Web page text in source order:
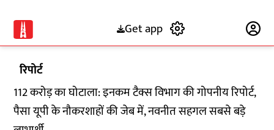
Get app
रिपोर्ट
112 करोड़ का घोटाला: इनकम टैक्स विभाग की गोपनीय रिपोर्ट,
पैसा यूपी के नौकरशाहों की जेब में, नवनीत सहगल सबसे बड़े